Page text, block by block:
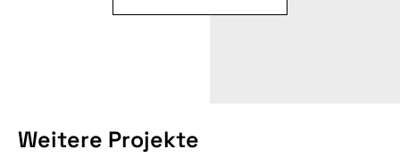
Weitere Projekte